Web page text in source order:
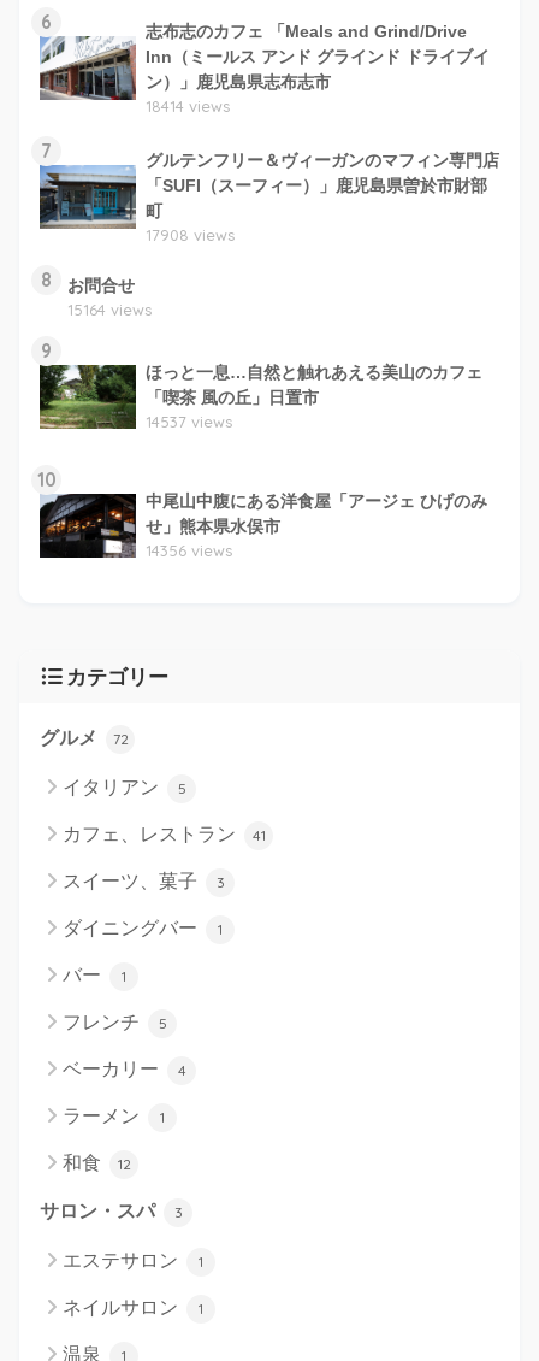
6
志布志のカフェ 「Meals and Grind/Drive
Inn（ミールス アンド グラインド ドライブイ
ン）」鹿児島県志布志市
18414 views
7
グルテンフリー＆ヴィーガンのマフィン専門店
「SUFI（スーフィー）」鹿児島県曽於市財部
町
17908 views
8
お問合せ
15164 views
9
ほっと一息…自然と触れあえる美山のカフェ
「喫茶 風の丘」日置市
14537 views
10
中尾山中腹にある洋食屋「アージェ ひげのみ
せ」熊本県水俣市
14356 views
カテゴリー
グルメ 72
イタリアン 5
カフェ、レストラン 41
スイーツ、菓子 3
ダイニングバー 1
バー 1
フレンチ 5
ベーカリー 4
ラーメン 1
和食 12
サロン・スパ 3
エステサロン 1
ネイルサロン 1
温泉 1